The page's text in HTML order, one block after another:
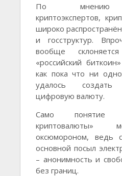
По мнению
криптоэкспертов,
широко
и госструктур.
вообще
«российский
как пока что ни
удалось создать
цифровую валюту.
Само понятие
криптовалюты»
оксюмороном, ведь
основной посыл
– анонимность и
без границ.